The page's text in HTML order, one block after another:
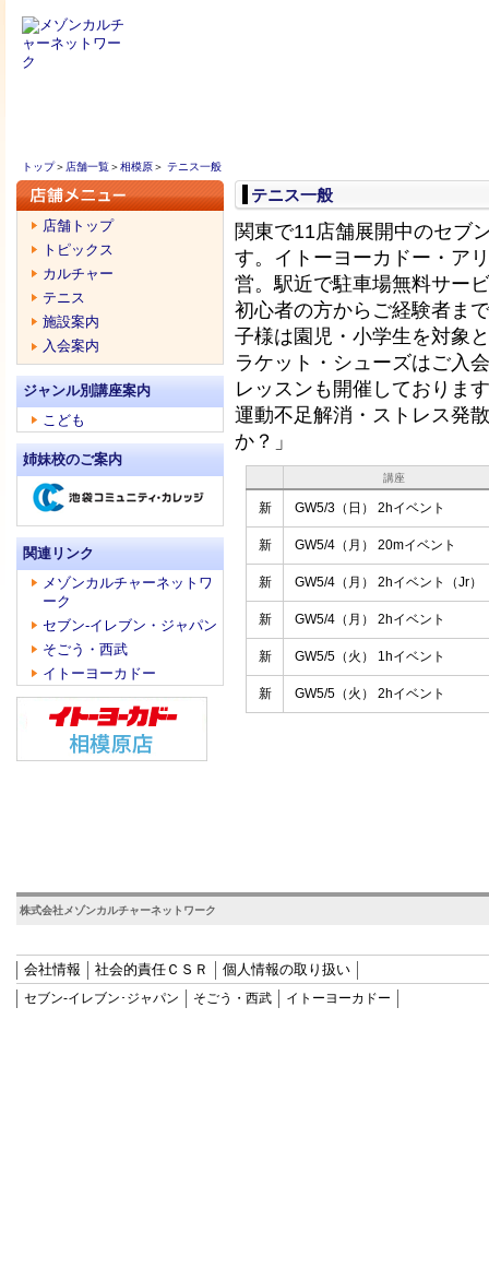
トップ＞ 店舗一覧＞相模原＞ テニス一般
店舗トップ
トピックス
カルチャー
テニス
施設案内
入会案内
ジャンル別講座案内
こども
姉妹校のご案内
関連リンク
メゾンカルチャーネットワ
ーク
セブン‐イレブン・ジャパン
そごう・西武
イトーヨーカドー
テニス一般
関東で11店舗展開中のセ
す。イトーヨーカドー・ア
営。駅近で駐車場無料サー
初心者の方からご経験者ま
子様は園児・小学生を対象
ラケット・シューズはご入
レッスンも開催しておりま
運動不足解消・ストレス発
か？」
講座
新 GW5/3（日） 2hイベント
新 GW5/4（月） 20mイベント
新 GW5/4（月） 2hイベント（Jr）
新 GW5/4（月） 2hイベント
新 GW5/5（火） 1hイベント
新 GW5/5（火） 2hイベント
会社情報 社会的責任ＣＳＲ 個人情報の取り扱い
セブン‐イレブン･ジャパン そごう・西武 イトーヨーカドー
株式会社メゾンカルチャーネットワーク